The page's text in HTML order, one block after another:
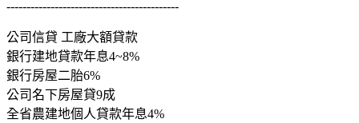
-------------------------------------------
公司信貸 工廠大額貸款
銀行建地貸款年息4~8%
銀行房屋二胎6%
公司名下房屋貸9成
全省農建地個人貸款年息4%